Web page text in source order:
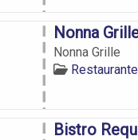
Nonna
Nonna Grille
Bistro